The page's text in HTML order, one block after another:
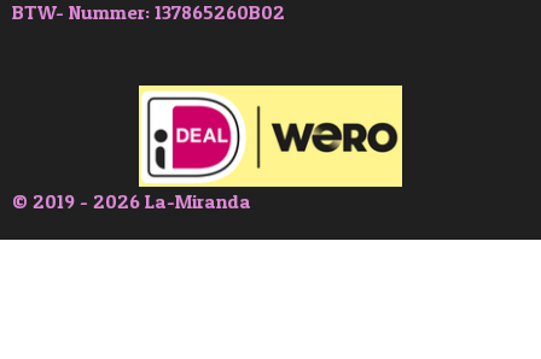
BTW- Nummer: 137865260B02
© 2019 - 2026 La-Miranda